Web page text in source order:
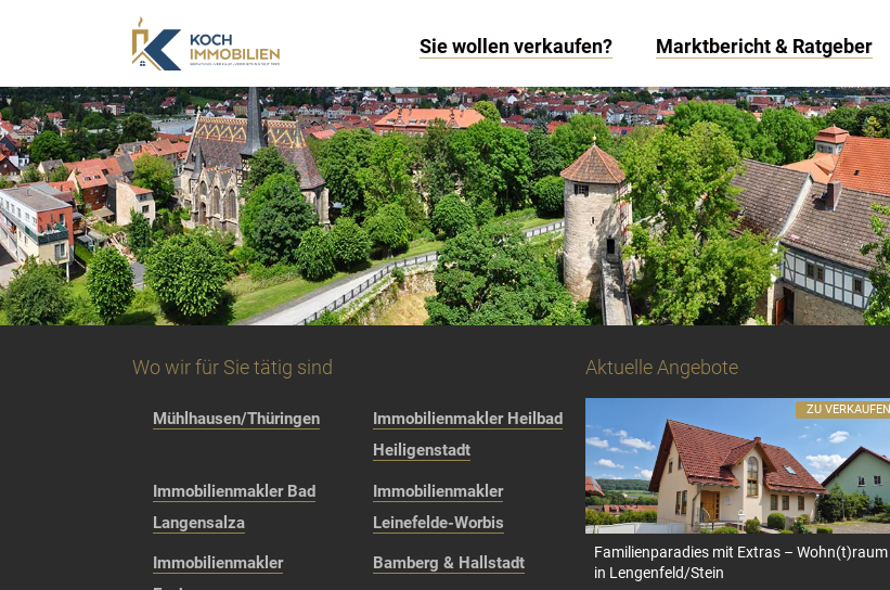
Sie wollen verkaufen? Marktbericht & Ratgeber
Wo wir für Sie tätig sind
Mühlhausen/Thüringen
Immobilienmakler Heilbad
Heiligenstadt
Immobilienmakler Bad
Langensalza
Immobilienmakler
Leinefelde-Worbis
Immobilienmakler
Bamberg & Hallstadt
Aktuelle Angebote
Familienparadies mit Extras – Wohn(t)raum
in Lengenfeld/Stein
ZU VERKAUFEN